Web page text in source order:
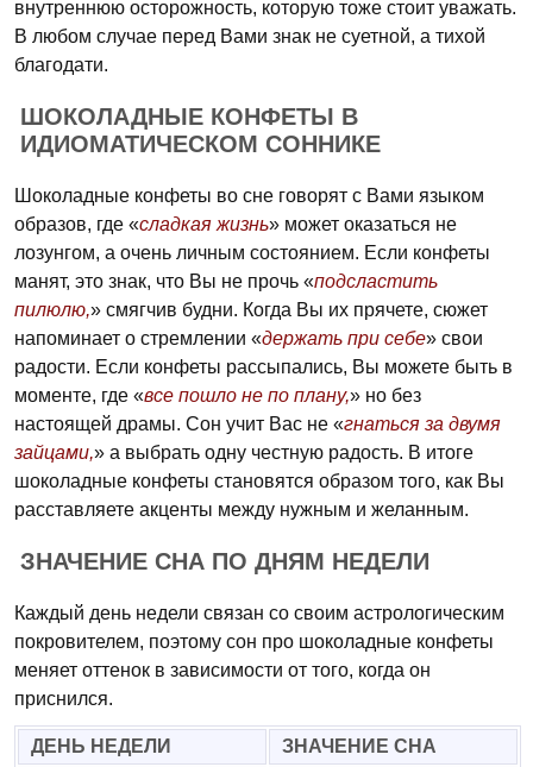
внутреннюю осторожность, которую тоже стоит уважать.
В любом случае перед Вами знак не суетной, а тихой
благодати.
ШОКОЛАДНЫЕ КОНФЕТЫ В
ИДИОМАТИЧЕСКОМ СОННИКЕ
Шоколадные конфеты во сне говорят с Вами языком
образов, где «сладкая жизнь» может оказаться не
лозунгом, а очень личным состоянием. Если конфеты
манят, это знак, что Вы не прочь «подсластить
пилюлю,» смягчив будни. Когда Вы их прячете, сюжет
напоминает о стремлении «держать при себе» свои
радости. Если конфеты рассыпались, Вы можете быть в
моменте, где «все пошло не по плану,» но без
настоящей драмы. Сон учит Вас не «гнаться за двумя
зайцами,» а выбрать одну честную радость. В итоге
шоколадные конфеты становятся образом того, как Вы
расставляете акценты между нужным и желанным.
ЗНАЧЕНИЕ СНА ПО ДНЯМ НЕДЕЛИ
Каждый день недели связан со своим астрологическим
покровителем, поэтому сон про шоколадные конфеты
меняет оттенок в зависимости от того, когда он
приснился.
ДЕНЬ НЕДЕЛИ ЗНАЧЕНИЕ СНА